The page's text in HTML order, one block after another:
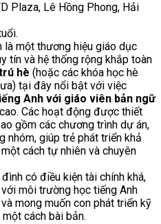
Plaza, Lê Hồng Phong, Hải
là một thương hiệu giáo dục
tín và hệ thống rộng khắp toàn
hè (hoặc các khóa học hè
tại đây nổi bật với việc
Anh với giáo viên bản ngữ
Các hoạt động được thiết
gồm các chương trình dự án,
nhóm, giúp trẻ phát triển khả
cách tự nhiên và chuyên
có điều kiện tài chính khá,
môi trường học tiếng Anh
mong muốn con phát triển kỹ
cách bài bản.